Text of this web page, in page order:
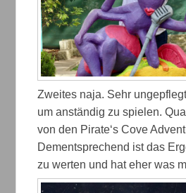
Zweites naja. Sehr
um anständig zu spielen.
von den Pirate‘s Cove
Dementsprechend ist das
zu werten und hat eher was